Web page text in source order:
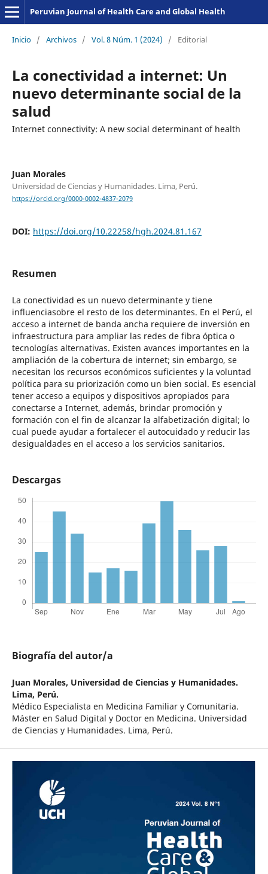
Peruvian Journal of Health Care and Global Health
Inicio / Archivos / Vol. 8 Núm. 1 (2024) / Editorial
La conectividad a internet: Un
nuevo determinante social de la
salud
Internet connectivity: A new social determinant of health
Juan Morales
Universidad de Ciencias y Humanidades. Lima, Perú.
https://orcid.org/0000-0002-4837-2079
DOI: https://doi.org/10.22258/hgh.2024.81.167
Resumen
La conectividad es un nuevo determinante y tiene
influenciasobre el resto de los determinantes. En el Perú, el
acceso a internet de banda ancha requiere de inversión en
infraestructura para ampliar las redes de fibra óptica o
tecnologías alternativas. Existen avances importantes en la
ampliación de la cobertura de internet; sin embargo, se
necesitan los recursos económicos suficientes y la voluntad
política para su priorización como un bien social. Es esencial
tener acceso a equipos y dispositivos apropiados para
conectarse a Internet, además, brindar promoción y
formación con el fin de alcanzar la alfabetización digital; lo
cual puede ayudar a fortalecer el autocuidado y reducir las
desigualdades en el acceso a los servicios sanitarios.
Descargas
Biografía del autor/a
Juan Morales, Universidad de Ciencias y Humanidades.
Lima, Perú.
Médico Especialista en Medicina Familiar y Comunitaria.
Máster en Salud Digital y Doctor en Medicina. Universidad
de Ciencias y Humanidades. Lima, Perú.